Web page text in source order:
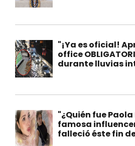
"¡Ya es oficial!
office
durante lluvias
"¿Quién fue
famosa
falleció éste fin